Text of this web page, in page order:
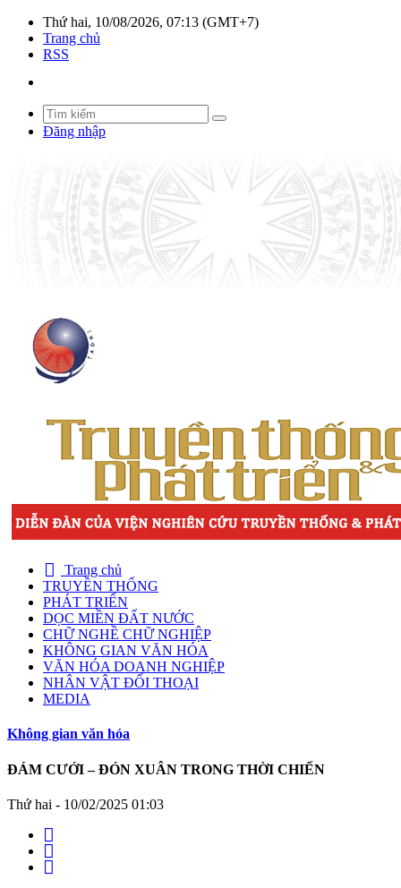
Thứ hai, 10/08/2026, 07:13 (GMT+7)
Trang chủ
RSS
Đăng nhập
Trang chủ
TRUYỀN THỐNG
PHÁT TRIỂN
DỌC MIỀN ĐẤT NƯỚC
CHỮ NGHỀ CHỮ NGHIỆP
KHÔNG GIAN VĂN HÓA
VĂN HÓA DOANH NGHIỆP
NHÂN VẬT ĐỐI THOẠI
MEDIA
Không gian văn hóa
ĐÁM CƯỚI – ĐÓN XUÂN TRONG THỜI CHIẾN
Thứ hai - 10/02/2025 01:03